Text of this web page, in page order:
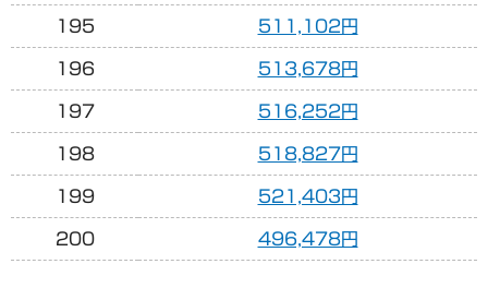
195 511,102円
196 513,678円
197 516,252円
198 518,827円
199 521,403円
200 496,478円